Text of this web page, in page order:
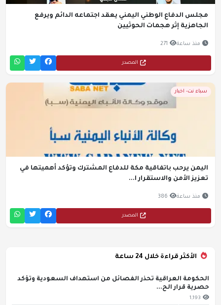
مجلس الدفاع الوطني اليمني يعقد اجتماعه الدائم ويرفع
الجاهزية إثر هجمات الحوثيين
منذ ساعة 271
المصدر
سباء نت- اخبار
اليمن يرحب باتفاقية مكة للدفاع المشترك وتؤكد أهميتها في
تعزيز الأمن والاستقرار ا...
منذ ساعة 386
المصدر
الأكثر قراءة خلال 24 ساعة
الحكومة العراقية تحذر الفصائل من استهداف السعودية وتؤكد
حصرية قرار الح...
1,193